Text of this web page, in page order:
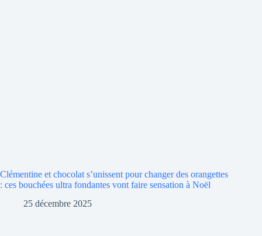
Clémentine et chocolat s’unissent pour changer des orangettes
: ces bouchées ultra fondantes vont faire sensation à Noël
25 décembre 2025